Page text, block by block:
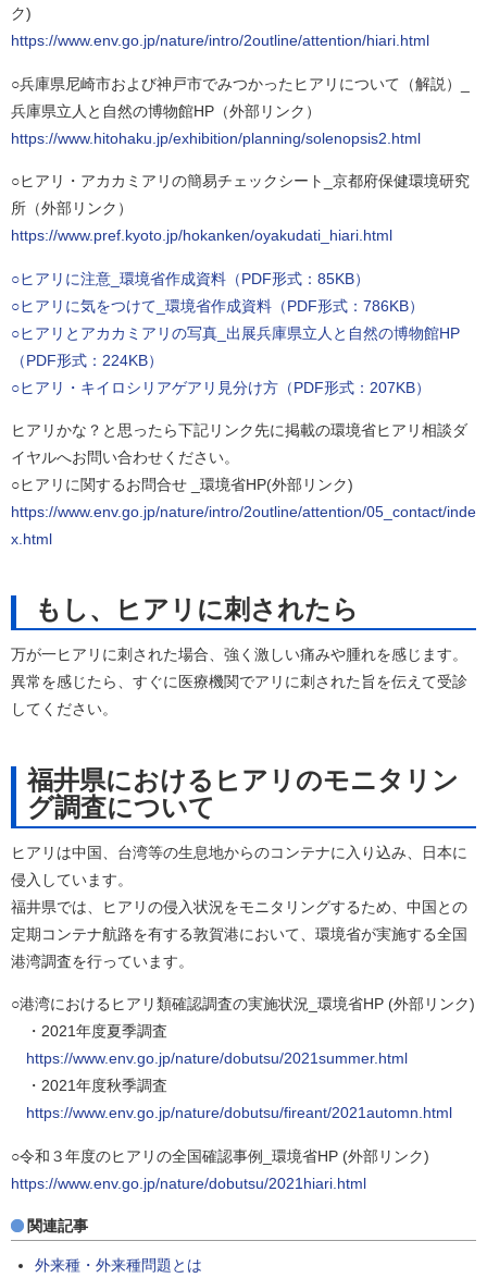
ク)
https://www.env.go.jp/nature/intro/2outline/attention/hiari.html
○兵庫県尼崎市および神戸市でみつかったヒアリについて（解説）_
兵庫県立人と自然の博物館HP（外部リンク）
https://www.hitohaku.jp/exhibition/planning/solenopsis2.html
○ヒアリ・アカカミアリの簡易チェックシート_京都府保健環境研究
所（外部リンク）
https://www.pref.kyoto.jp/hokanken/oyakudati_hiari.html
○ヒアリに注意_環境省作成資料（PDF形式：85KB）
○ヒアリに気をつけて_環境省作成資料（PDF形式：786KB）
○ヒアリとアカカミアリの写真_出展兵庫県立人と自然の博物館HP
（PDF形式：224KB）
○ヒアリ・キイロシリアゲアリ見分け方（PDF形式：207KB）
ヒアリかな？と思ったら下記リンク先に掲載の環境省ヒアリ相談ダ
イヤルへお問い合わせください。
○ヒアリに関するお問合せ _環境省HP(外部リンク)
https://www.env.go.jp/nature/intro/2outline/attention/05_contact/inde
x.html
もし、ヒアリに刺されたら
万が一ヒアリに刺された場合、強く激しい痛みや腫れを感じます。
異常を感じたら、すぐに医療機関でアリに刺された旨を伝えて受診
してください。
福井県におけるヒアリのモニタリン
グ調査について
ヒアリは中国、台湾等の生息地からのコンテナに入り込み、日本に
侵入しています。
福井県では、ヒアリの侵入状況をモニタリングするため、中国との
定期コンテナ航路を有する敦賀港において、環境省が実施する全国
港湾調査を行っています。
○港湾におけるヒアリ類確認調査の実施状況_環境省HP (外部リンク)
・2021年度夏季調査
https://www.env.go.jp/nature/dobutsu/2021summer.html
・2021年度秋季調査
https://www.env.go.jp/nature/dobutsu/fireant/2021automn.html
○令和３年度のヒアリの全国確認事例_環境省HP (外部リンク)
https://www.env.go.jp/nature/dobutsu/2021hiari.html
関連記事
外来種・外来種問題とは